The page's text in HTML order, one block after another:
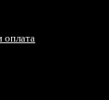
оплата